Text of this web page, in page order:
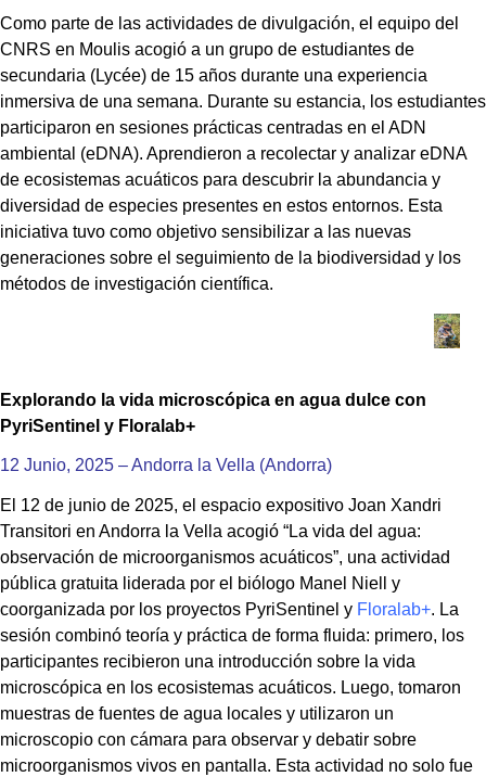
Como parte de las actividades de divulgación, el equipo del
CNRS en Moulis acogió a un grupo de estudiantes de
secundaria (Lycée) de 15 años durante una experiencia
inmersiva de una semana. Durante su estancia, los estudiantes
participaron en sesiones prácticas centradas en el ADN
ambiental (eDNA). Aprendieron a recolectar y analizar eDNA
de ecosistemas acuáticos para descubrir la abundancia y
diversidad de especies presentes en estos entornos. Esta
iniciativa tuvo como objetivo sensibilizar a las nuevas
generaciones sobre el seguimiento de la biodiversidad y los
métodos de investigación científica.
Explorando la vida microscópica en agua dulce con
PyriSentinel y Floralab+
12 Junio, 2025 – Andorra la Vella (Andorra)
El 12 de junio de 2025, el espacio expositivo Joan Xandri
Transitori en Andorra la Vella acogió “La vida del agua:
observación de microorganismos acuáticos”, una actividad
pública gratuita liderada por el biólogo Manel Niell y
coorganizada por los proyectos PyriSentinel y Floralab+. La
sesión combinó teoría y práctica de forma fluida: primero, los
participantes recibieron una introducción sobre la vida
microscópica en los ecosistemas acuáticos. Luego, tomaron
muestras de fuentes de agua locales y utilizaron un
microscopio con cámara para observar y debatir sobre
microorganismos vivos en pantalla. Esta actividad no solo fue